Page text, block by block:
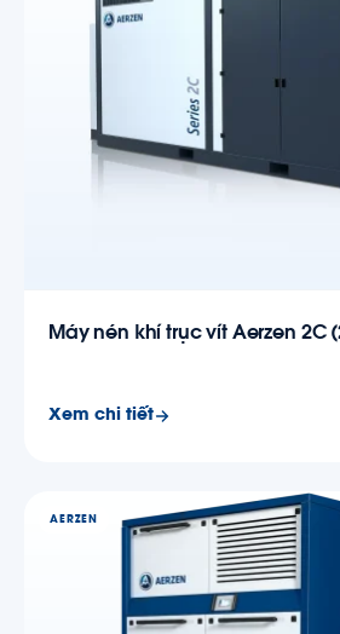
Máy nén khí trục vít Aerzen 2C
Xem chi tiết
AERZEN